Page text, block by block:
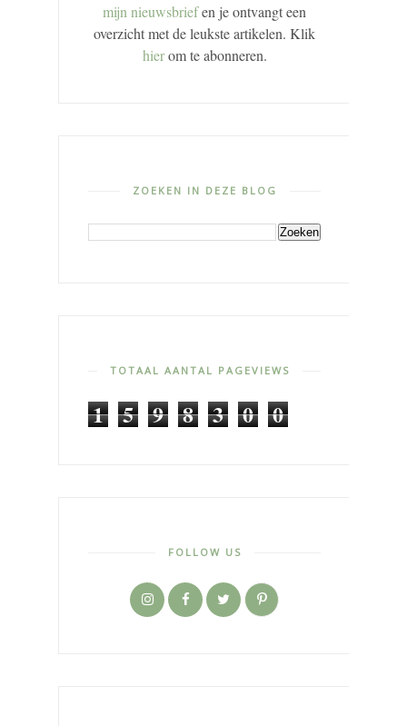
mijn nieuwsbriefen je ontvangt een
overzicht met de leukste artikelen. Klik
hierom te abonneren.
ZOEKEN IN DEZE BLOG
TOTAAL AANTAL PAGEVIEWS
1 5 9 8 3 0 0
FOLLOW US